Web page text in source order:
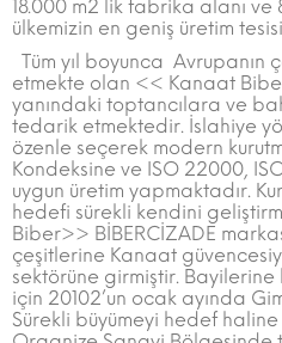
18.000 m2 lik fabrika alanı ve
ülkemizin en geniş üretim
Tüm yıl boyunca
etmekte olan << Kanaat
yanındaki toptancılara ve
tedarik etmektedir. İslahiye
özenle seçerek modern
Kondeksine ve ISO 22000,
uygun üretim yapmaktadır.
hedefi sürekli kendini
Biber>> BİBERCİZADE
çeşitlerine Kanaat
sektörüne girmiştir.
için 20102’un ocak ayında
Sürekli büyümeyi hedef